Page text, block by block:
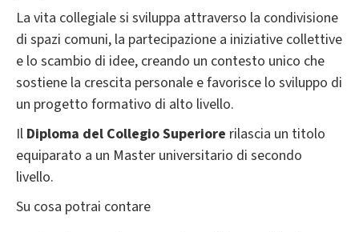
La vita collegiale si sviluppa attraverso la condivisione
di spazi comuni, la partecipazione a iniziative collettive
e lo scambio di idee, creando un contesto unico che
sostiene la crescita personale e favorisce lo sviluppo di
un progetto formativo di alto livello.
Il Diploma del Collegio Superiore rilascia un titolo
equiparato a un Master universitario di secondo
livello.
Su cosa potrai contare